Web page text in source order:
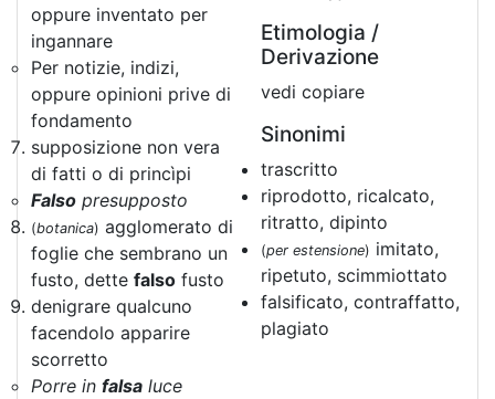
oppure inventato per
ingannare
Per notizie, indizi,
oppure opinioni prive di
fondamento
supposizione non vera
di fatti o di princìpi
Falso presupposto
(botanica) agglomerato di
foglie che sembrano un
fusto, dette falso fusto
denigrare qualcuno
facendolo apparire
scorretto
Porre in falsa luce
Etimologia /
Derivazione
vedi copiare
Sinonimi
trascritto
riprodotto, ricalcato,
ritratto, dipinto
(per estensione) imitato,
ripetuto, scimmiottato
falsificato, contraffatto,
plagiato